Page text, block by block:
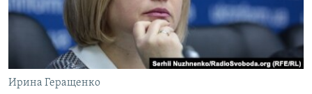
ПОБЕДИТЕЛЕЙ НЕ СУДЯТ?
КРЫМ.НЕПОКОРЕННЫЙ
ELIFBE
УКРАИНСКАЯ ПРОБЛЕМА КРЫМА
ПРИСОЕДИНЯЙТЕСЬ!
Ирина Геращенко